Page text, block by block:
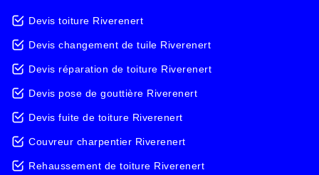
Devis toiture Riverenert
Devis changement de tuile Riverenert
Devis réparation de toiture Riverenert
Devis pose de gouttière Riverenert
Devis fuite de toiture Riverenert
Couvreur charpentier Riverenert
Rehaussement de toiture Riverenert